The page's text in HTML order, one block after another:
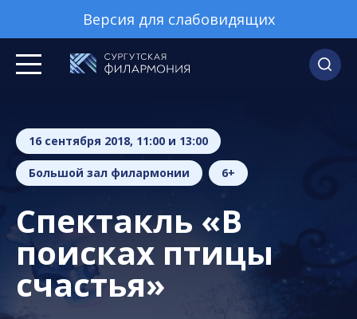
Версия для слабовидящих
16 сентября 2018, 11:00 и 13:00
Большой зал филармонии 6+
Спектакль «В
поисках птицы
счастья»